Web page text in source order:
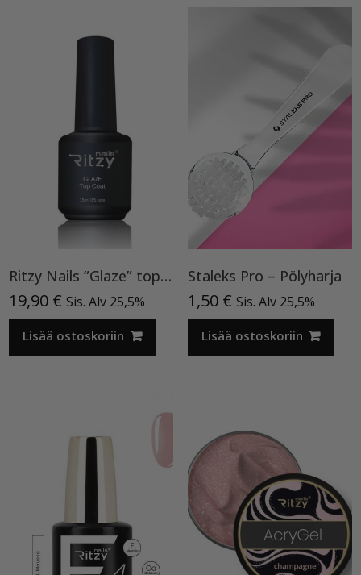
Ritzy Nails ”Glaze” top TPO vapaa
19,90 € Sis. Alv 25,5%
Lisää ostoskoriin
Staleks Pro – Pölyharja
1,50 € Sis. Alv 25,5%
Lisää ostoskoriin